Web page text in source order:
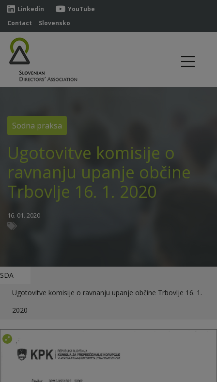
Linkedin
YouTube
Contact
Slovensko
Sodna praksa
Ugotovitve komisije o
ravnanju upanje občine
Trbovlje 16. 1. 2020
16. 01. 2020
SDA
Ugotovitve komisije o ravnanju upanje občine Trbovlje 16. 1.
2020